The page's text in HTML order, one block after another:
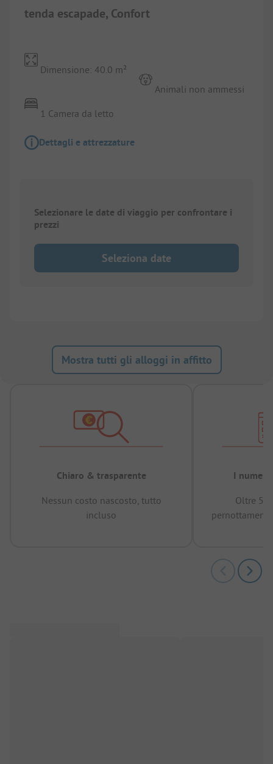
tenda escapade, Confort
Dimensione: 40.0 m²
1 Camera da letto
Animali non ammessi
Dettagli e attrezzature
Selezionare le date di viaggio per confrontare i
prezzi
Seleziona date
Mostra tutti gli alloggi in affitto
Chiaro & trasparente
Nessun costo nascosto, tutto
incluso
I numeri
Oltre